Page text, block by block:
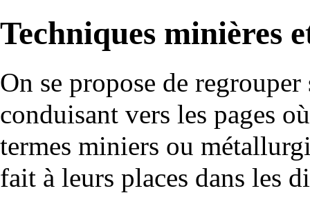
Techniques minières
On se propose de
conduisant vers les pages
termes miniers ou
fait à leurs places dans les